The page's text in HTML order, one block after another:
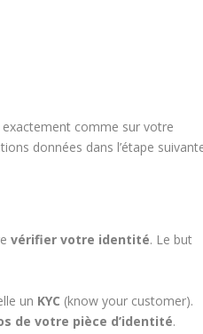
exactement comme sur votre
données dans l’étape
vérifier votre identité. Le but
un KYC (know your customer).
de votre pièce d’identité.